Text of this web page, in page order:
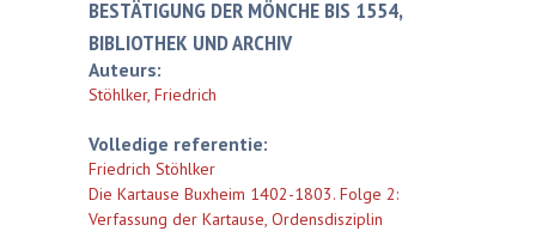
BESTÄTIGUNG DER MÖNCHE BIS 1554,
BIBLIOTHEK UND ARCHIV
Auteurs:
Stöhlker, Friedrich
Volledige referentie:
Friedrich Stöhlker
Die Kartause Buxheim 1402-1803. Folge 2:
Verfassung der Kartause, Ordensdisziplin